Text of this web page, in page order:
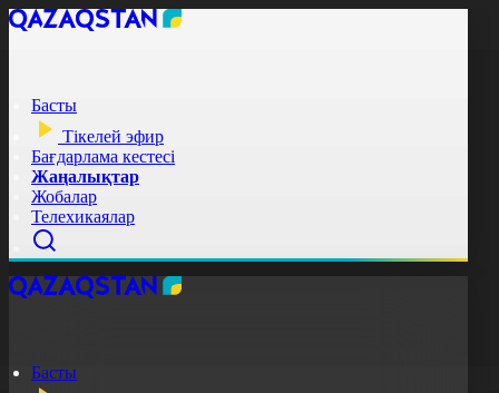
Басты
Тікелей эфир
Бағдарлама кестесі
Жаңалықтар
Жобалар
Телехикаялар
Басты